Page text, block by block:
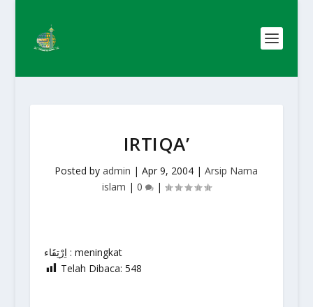
IRTIQA’
Posted byadmin |Apr 9, 2004 |Arsip Nama
islam | 0 |
اِرْتِقَاء : meningkat
Telah Dibaca: 548